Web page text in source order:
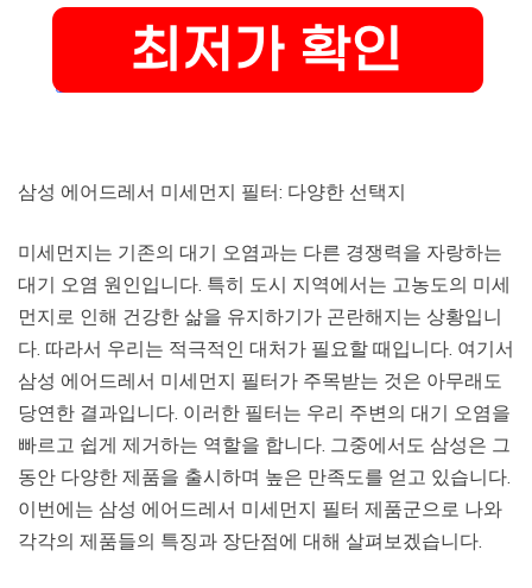
삼성 에어드레서 미세먼지 필터: 다양한 선택지
미세먼지는 기존의 대기 오염과는 다른 경쟁력을 자랑하는
대기 오염 원인입니다. 특히 도시 지역에서는 고농도의 미세
먼지로 인해 건강한 삶을 유지하기가 곤란해지는 상황입니
다. 따라서 우리는 적극적인 대처가 필요할 때입니다. 여기서
삼성 에어드레서 미세먼지 필터가 주목받는 것은 아무래도
당연한 결과입니다. 이러한 필터는 우리 주변의 대기 오염을
빠르고 쉽게 제거하는 역할을 합니다. 그중에서도 삼성은 그
동안 다양한 제품을 출시하며 높은 만족도를 얻고 있습니다.
이번에는 삼성 에어드레서 미세먼지 필터 제품군으로 나와
각각의 제품들의 특징과 장단점에 대해 살펴보겠습니다.